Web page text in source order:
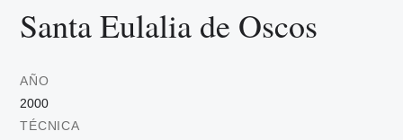
Santa Eulalia de Oscos
AÑO
2000
TÉCNICA